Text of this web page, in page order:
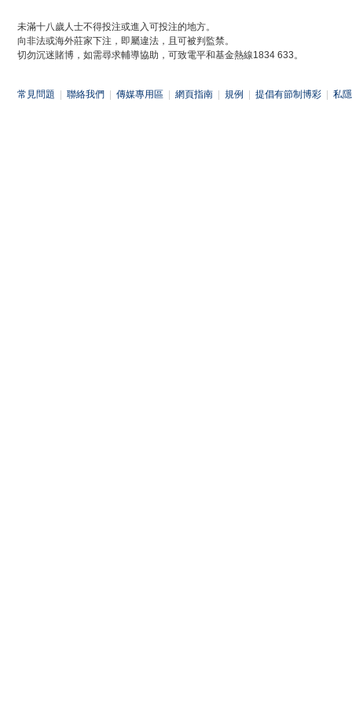
未滿十八歲人士不得投注或進入可投注的地方。
向非法或海外莊家下注，即屬違法，且可被判監禁。
切勿沉迷賭博，如需尋求輔導協助，可致電平和基金熱線1834 633。
常見問題 聯絡我們 傳媒專用區 網頁指南 規例 提倡有節制博彩 私